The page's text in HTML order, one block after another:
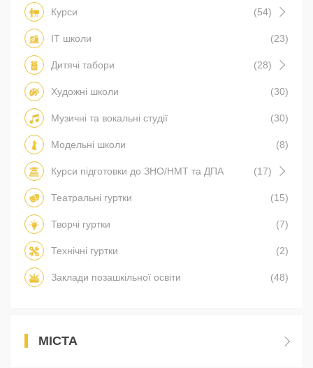
Курси (54)
IT школи (23)
Дитячі табори (28)
Художні школи (30)
Музичні та вокальні студії (30)
Модельні школи (8)
Курси підготовки до ЗНО/НМТ та ДПА (17)
Театральні гуртки (15)
Творчі гуртки (7)
Технічні гуртки (2)
Заклади позашкільної освіти (48)
МІСТА